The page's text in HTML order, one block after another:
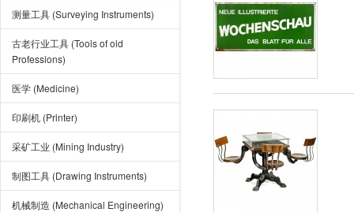
测量工具 (Surveying Instruments)
古老行业工具 (Tools of old
Professions)
医学 (Medicine)
印刷机 (Printer)
采矿工业 (Mining Industry)
制图工具 (Drawing Instruments)
机械制造 (Mechanical Engineering)